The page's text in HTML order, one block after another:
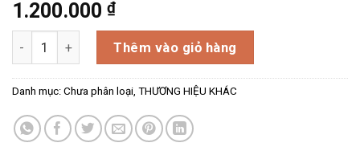
1.200.000 ₫
Tinh chất trị liệu da đầu và chân tóc guteHaare Honigbier
Thêm vào giỏ hàng
Danh mục: Chưa phân loại, THƯƠNG HIỆU KHÁC